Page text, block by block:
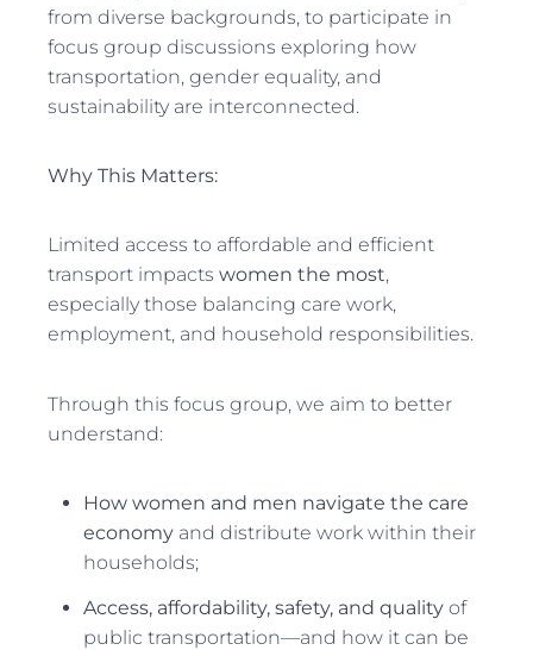
from diverse backgrounds, to participate in
focus group discussions exploring how
transportation, gender equality, and
sustainability are interconnected.
Why This Matters:
Limited access to affordable and efficient
transport impactswomen the most,
especially those balancing care work,
employment, and household responsibilities.
Through this focus group, we aim to better
understand:
How women and men navigate the care
economyand distribute work within their
households;
Access, affordability, safety, and qualityof
public transportation—and how it can be